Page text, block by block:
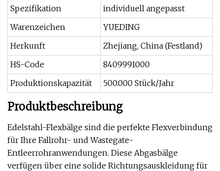
Spezifikation
individuell angepasst
Warenzeichen
YUEDING
Herkunft
Zhejiang, China (Festland)
HS-Code
8409991000
Produktionskapazität
500.000 Stück/Jahr
Produktbeschreibung
Edelstahl-Flexbälge sind die perfekte Flexverbindung
für Ihre Fallrohr- und Wastegate-
Entleerrohranwendungen. Diese Abgasbälge
verfügen über eine solide Richtungsauskleidung für